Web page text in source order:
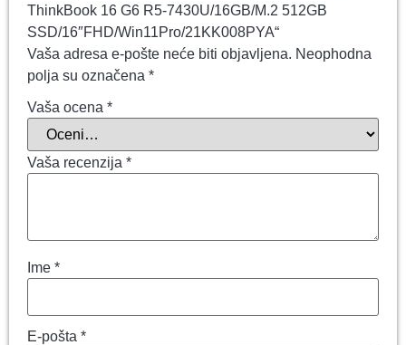
ThinkBook 16 G6 R5-7430U/16GB/M.2 512GB
SSD/16″FHD/Win11Pro/21KK008PYA“
Vaša adresa e-pošte neće biti objavljena. Neophodna
polja su označena *
Vaša ocena *
Vaša recenzija *
Ime *
E-pošta *